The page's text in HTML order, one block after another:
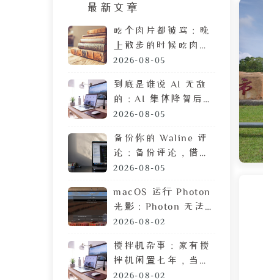
最新文章
吃个肉片都被骂：晚
上散步的时候吃肉
脯，遭陌生人鄙视的
2026-08-05
到底是谁说 AI 无敌
的：AI 集体降智后，
DeepSeek 让我彻底
2026-08-05
备份你的 Waline 评
论：备份评论，借助
GitHub 定时执行任
2026-08-05
macOS 运行 Photon
光影：Photon 无法
运行？可能需要这篇
2026-08-02
搅拌机杂事：家有搅
拌机闲置七年，当心
霉菌毒素混进包子馅
2026-08-02